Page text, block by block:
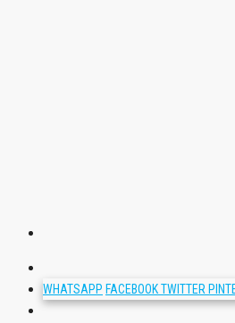
WHATSAPP FACEBOOKTWITTER